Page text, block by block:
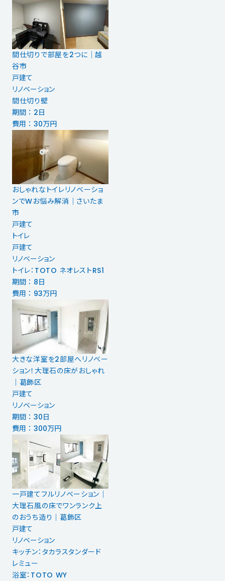
間仕切りで部屋を2つに│越
谷市
戸建て
リノベーション
間仕切り壁
期間 ： 2日
費用 ： 30万円
おしゃれなトイレリノベーショ
ンでWお悩み解消｜さいたま
市
戸建て
トイレ
戸建て
リノベーション
トイレ：TOTO ネオレストRS1
期間 ： 8日
費用 ： 93万円
大きな洋室を2部屋へリノベー
ション！大理石の床がおしゃれ
｜葛飾区
戸建て
リノベーション
期間 ： 30日
費用 ： 300万円
一戸建てフルリノベーション│
大理石風の床でワンランク上
のおうち造り｜葛飾区
戸建て
リノベーション
キッチン：タカラスタンダード
レミュー
浴室：TOTO WY